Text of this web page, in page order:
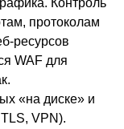
Контроль
протоколам
ресурсов
WAF для
«на диске» и
VPN).